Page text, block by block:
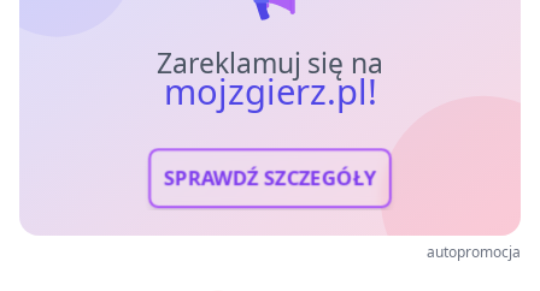
Zareklamuj się na
mojzgierz.pl!
SPRAWDŹ SZCZEGÓŁY
autopromocja